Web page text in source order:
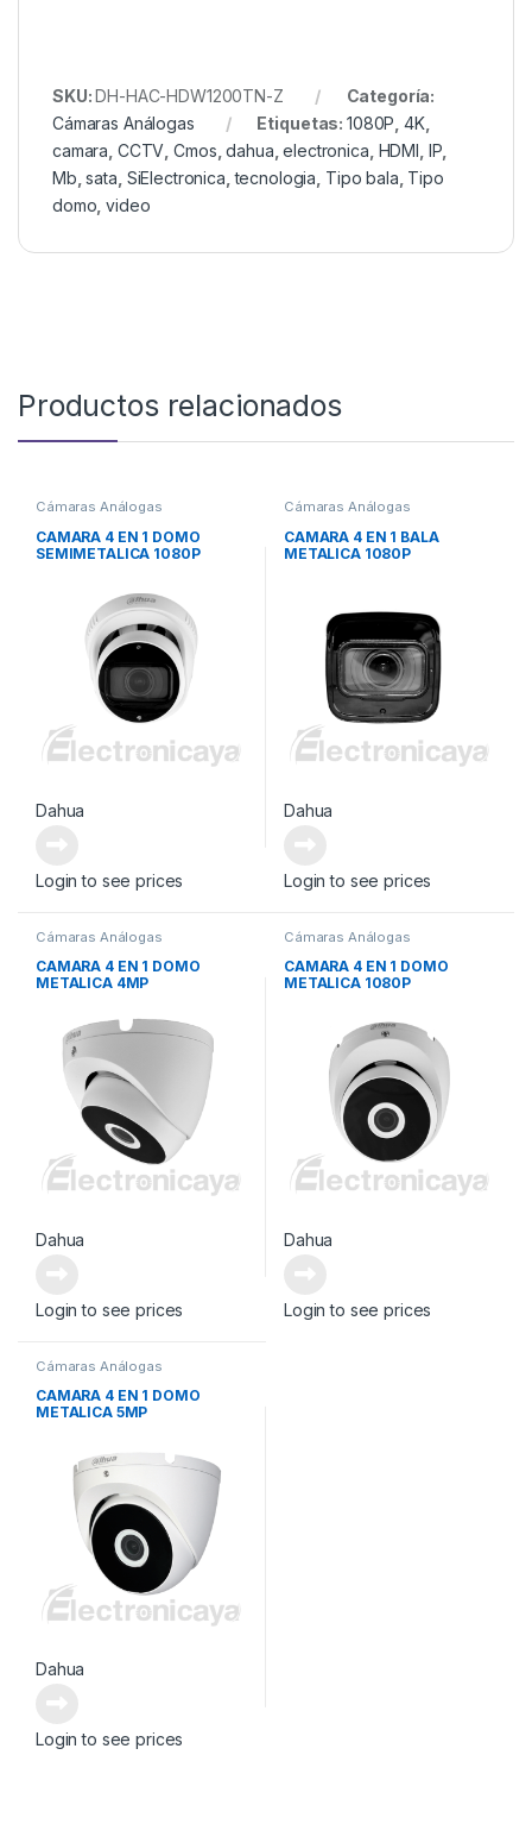
SKU:DH-HAC-HDW1200TN-Z
Categoría:
Cámaras Análogas
Etiquetas: 1080P 4K,
camara CCTV ,Cmos ,dahua ,electronica HDMI IP
Mb ,sata SiElectronica ,tecnologia Tipo bala Tipo
domo ,video
Productos relacionados
Cámaras Análogas
CAMARA 4 EN 1 DOMO
SEMIMETALICA 1080P
Dahua
Login to see prices
Cámaras Análogas
CAMARA 4 EN 1 BALA
METALICA 1080P
Dahua
Login to see prices
Cámaras Análogas
CAMARA 4 EN 1 DOMO
METALICA 4MP
Dahua
Login to see prices
Cámaras Análogas
CAMARA 4 EN 1 DOMO
METALICA 1080P
Dahua
Login to see prices
Cámaras Análogas
CAMARA 4 EN 1 DOMO
METALICA 5MP
Dahua
Login to see prices